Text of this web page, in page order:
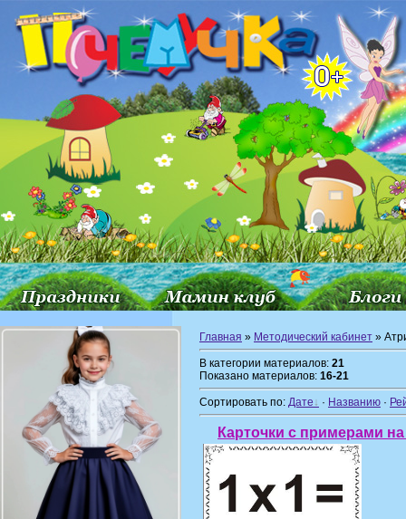
Главная » Методический кабинет »
В категории материалов: 21
Показано материалов: 16-21
Сортировать по: Дате · Названию ·
Карточки с примерами